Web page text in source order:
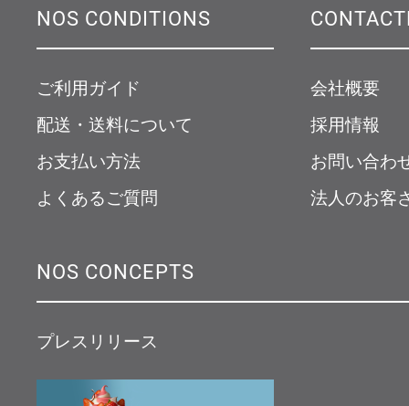
NOS CONDITIONS
ご利用ガイド
配送・送料について
お支払い方法
よくあるご質問
会社概要
採用情報
お問い合わ
法人のお客
NOS CONCEPTS
プレスリリース